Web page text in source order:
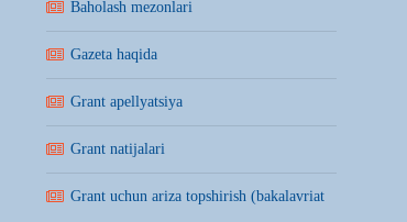
Baholash mezonlari
Gazeta haqida
Grant apellyatsiya
Grant natijalari
Grant uchun ariza topshirish (bakalavriat